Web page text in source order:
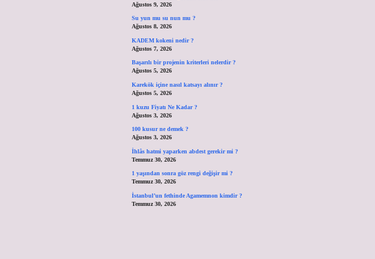
Ağustos 9, 2026
Su yun mu su nun mu ?
Ağustos 8, 2026
KADEM kokeni nedir ?
Ağustos 7, 2026
Başarılı bir projenin kriterleri nelerdir ?
Ağustos 5, 2026
Karekök içine nasıl katsayı alınır ?
Ağustos 5, 2026
1 kuzu Fiyatı Ne Kadar ?
Ağustos 3, 2026
100 kusur ne demek ?
Ağustos 3, 2026
İhlâs hatmi yaparken abdest gerekir mi ?
Temmuz 30, 2026
1 yaşından sonra göz rengi değişir mi ?
Temmuz 30, 2026
İstanbul’un fethinde Agamemnon kimdir ?
Temmuz 30, 2026